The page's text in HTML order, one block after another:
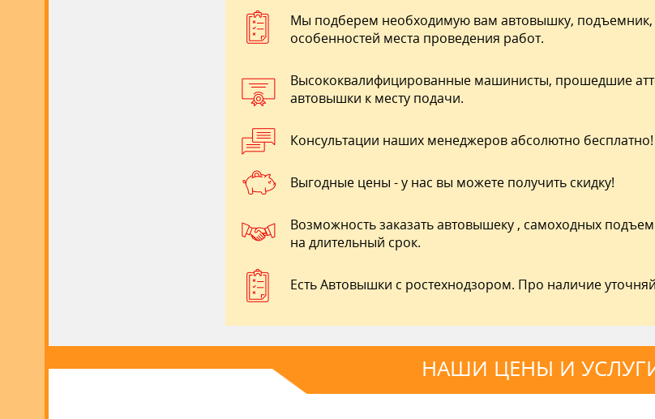
Мы подберем необходимую вам автовышку, подъемник,
особенностей места проведения работ.
Высококвалифицированные машинисты, прошедшие
автовышки к месту подачи.
Консультации наших менеджеров абсолютно бесплатно!
Выгодные цены - у нас вы можете получить скидку!
Возможность заказать автовышеку , самоходных
на длительный срок.
Есть Автовышки с ростехнодзором. Про наличие
НАШИ ЦЕНЫ И